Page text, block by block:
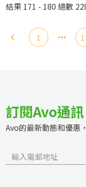
結果 171 - 180 總數
1
訂閱Avo通訊
Avo的最新動態和優惠